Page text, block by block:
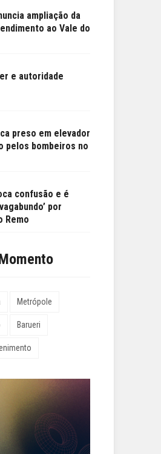
ampliação da
ao Vale do
e autoridade
preso em elevador
pelos bombeiros no
confusão e é
por
Remo
Metrópole
Barueri